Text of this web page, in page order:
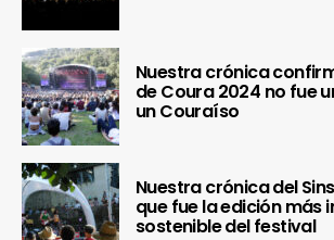
Nuestra crónica
de Coura 2024 no fue
un Couraíso
Nuestra crónica del
que fue la edición más
sostenible del festival